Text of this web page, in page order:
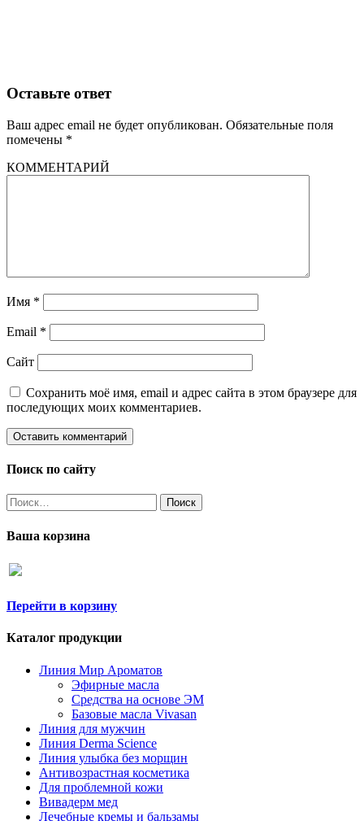
Оставьте ответ
Ваш адрес email не будет опубликован. Обязательные поля
помечены *
КОММЕНТАРИЙ
Имя *
Email *
Сайт
Сохранить моё имя, email и адрес сайта в этом браузере для
последующих моих комментариев.
Поиск по сайту
Найти:
Ваша корзина
Перейти в корзину
Каталог продукции
Линия Мир Ароматов
Эфирные масла
Средства на основе ЭМ
Базовые масла Vivasan
Линия для мужчин
Линия Derma Science
Линия улыбка без морщин
Антивозрастная косметика
Для проблемной кожи
Вивадерм мед
Лечебные кремы и бальзамы